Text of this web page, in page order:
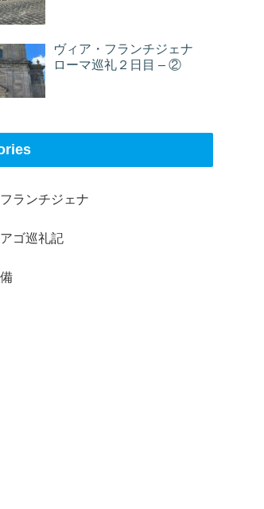
ヴィア・フランチジェナ
ローマ巡礼２日目 – ②
ランチジェナ
ゴ巡礼記